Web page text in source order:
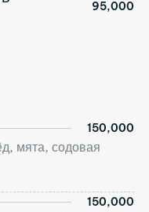
95,000
150,000
мята, содовая
150,000